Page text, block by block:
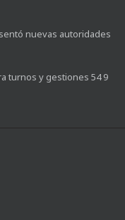
nuevas autoridades
turnos y gestiones 54 9